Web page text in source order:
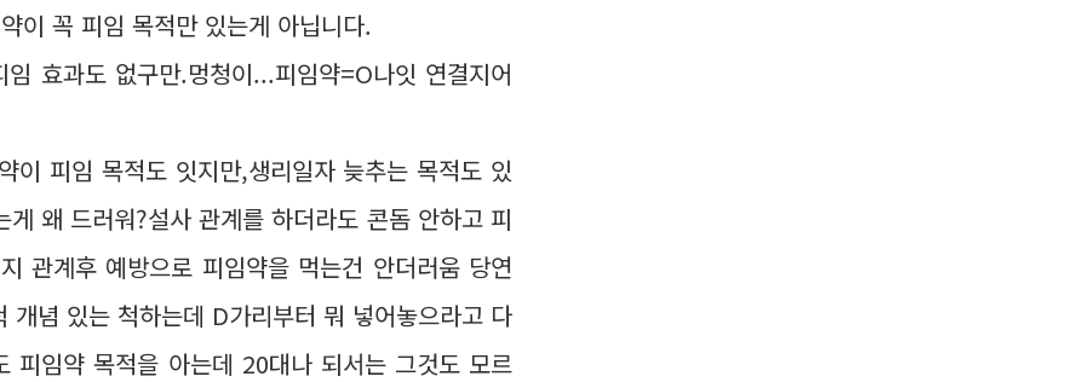
이 꼭 피임 목적만 있는게 아닙니다.
효과도 없구만.멍청이...피임약=O나잇 연결지어
이 피임 목적도 잇지만,생리일자 늦추는 목적도 있
왜 드러워?설사 관계를 하더라도 콘돔 안하고 피
관계후 예방으로 피임약을 먹는건 안더러움 당연
념 있는 척하는데 D가리부터 뭐 넣어놓으라고 다
피임약 목적을 아는데 20대나 되서는 그것도 모르